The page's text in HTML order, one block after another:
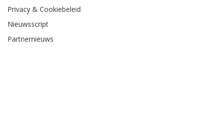
Privacy & Cookiebeleid
Nieuwsscript
Partnernieuws